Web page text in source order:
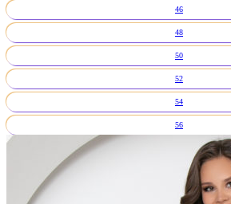
46
48
50
52
54
56